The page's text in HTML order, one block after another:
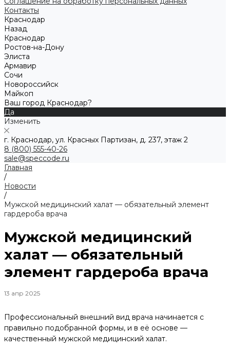
Контакты
Краснодар
Назад
Краснодар
Ростов-на-Дону
Элиста
Армавир
Сочи
Новороссийск
Майкоп
Ваш город Краснодар?
Да
Изменить
г. Краснодар, ул. Красных Партизан, д. 237, этаж 2
8 (800) 555-40-26
sale@speccode.ru
Главная
/
Новости
/
Мужской медицинский халат — обязательный элемент
гардероба врача
Мужской медицинский
халат — обязательный
элемент гардероба врача
13 апр 2025
Профессиональный внешний вид врача начинается с
правильно подобранной формы, и в её основе —
качественный мужской медицинский халат.